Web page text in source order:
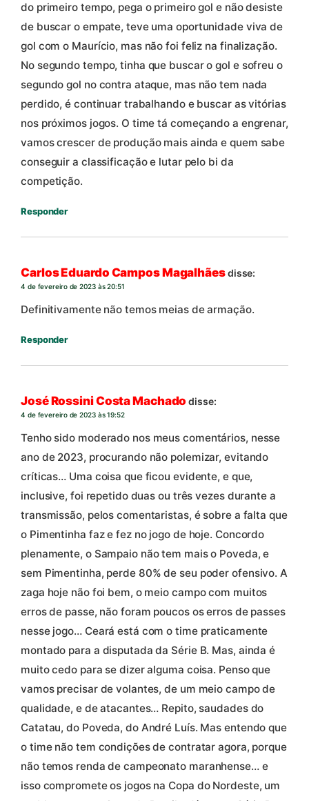
do primeiro tempo, pega o primeiro gol e não desiste
de buscar o empate, teve uma oportunidade viva de
gol com o Maurício, mas não foi feliz na finalização.
No segundo tempo, tinha que buscar o gol e sofreu o
segundo gol no contra ataque, mas não tem nada
perdido, é continuar trabalhando e buscar as vitórias
nos próximos jogos. O time tá começando a engrenar,
vamos crescer de produção mais ainda e quem sabe
conseguir a classificação e lutar pelo bi da
competição.
Responder
Carlos Eduardo Campos Magalhãesdisse:
4 de fevereiro de 2023 às 20:51
Definitivamente não temos meias de armação.
Responder
José Rossini Costa Machado disse:
4 de fevereiro de 2023 às 19:52
Tenho sido moderado nos meus comentários, nesse
ano de 2023, procurando não polemizar, evitando
críticas… Uma coisa que ficou evidente, e que,
inclusive, foi repetido duas ou três vezes durante a
transmissão, pelos comentaristas, é sobre a falta que
o Pimentinha faz e fez no jogo de hoje. Concordo
plenamente, o Sampaio não tem mais o Poveda, e
sem Pimentinha, perde 80% de seu poder ofensivo. A
zaga hoje não foi bem, o meio campo com muitos
erros de passe, não foram poucos os erros de passes
nesse jogo… Ceará está com o time praticamente
montado para a disputada da Série B. Mas, ainda é
muito cedo para se dizer alguma coisa. Penso que
vamos precisar de volantes, de um meio campo de
qualidade, e de atacantes… Repito, saudades do
Catatau, do Poveda, do André Luís. Mas entendo que
o time não tem condições de contratar agora, porque
não temos renda de campeonato maranhense… e
isso compromete os jogos na Copa do Nordeste, um